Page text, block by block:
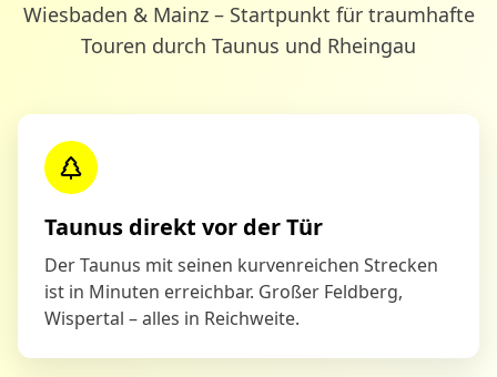
Wiesbaden & Mainz – Startpunkt für traumhafte
Touren durch Taunus und Rheingau
Taunus direkt vor der Tür
Der Taunus mit seinen kurvenreichen Strecken
ist in Minuten erreichbar. Großer Feldberg,
Wispertal – alles in Reichweite.